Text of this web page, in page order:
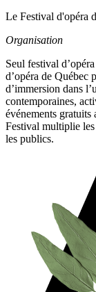
Le Festival d'opéra
Organisation
Seul festival
d’opéra de Québec
d’immersion dans
contemporaines,
événements
Festival multiplie les
les publics.